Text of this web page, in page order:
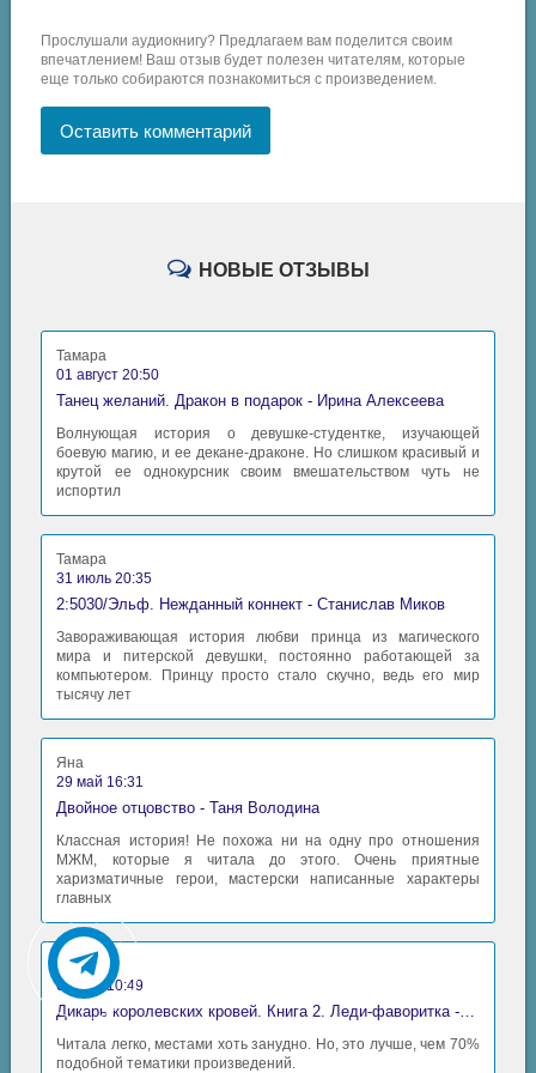
3_1_07
4_1_01
4_2_02
4_2_03
4_2_04
4_2_05
4_2_06
4_3_01
4_3_02
4_3_03
4_3_04
4_3_05
4_3_06
4_4_01
4_4_02
4_4_03
4_4_04
4_4_05
4_4_06
4_4_07
4_4_08
Прослушали аудиокнигу? Предлагаем вам поделится своим
впечатлением! Ваш отзыв будет полезен читателям, которые
еще только собираются познакомиться с произведением.
Оставить комментарий
НОВЫЕ ОТЗЫВЫ
Тамара
01 август 20:50
Танец желаний. Дракон в подарок - Ирина Алексеева
Волнующая история о девушке-студентке, изучающей
боевую магию, и ее декане-драконе. Но слишком красивый и
крутой ее однокурсник своим вмешательством чуть не
испортил
Тамара
31 июль 20:35
2:5030/Эльф. Нежданный коннект - Станислав Миков
Завораживающая история любви принца из магического
мира и питерской девушки, постоянно работающей за
компьютером. Принцу просто стало скучно, ведь его мир
тысячу лет
Яна
29 май 16:31
Двойное отцовство - Таня Володина
Классная история! Не похожа ни на одну про отношения
МЖМ, которые я читала до этого. Очень приятные
харизматичные герои, мастерски написанные характеры
главных
Аида
06 май 10:49
Дикарь королевских кровей. Книга 2. Леди-фаворитка - Анна Сергеевна Гаврилова
Читала легко, местами хоть занудно. Но, это лучше, чем 70%
подобной тематики произведений.